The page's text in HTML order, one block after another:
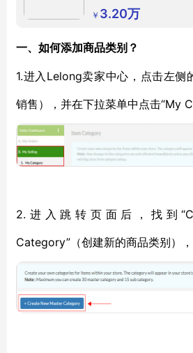
电机试验平台
￥ 3.20万
一、如何添加商品类别？
1.进入Lelong卖家中心，点击左侧
销售），并在下拉菜单中点击“My
2.进入跳转页面后，找到
Category”（创建新的商品类别），